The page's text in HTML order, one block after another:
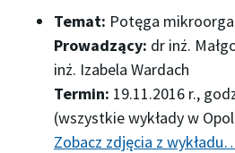
Temat: Potęga
Prowadzący: dr inż.
inż. Izabela Wardach
Termin: 19.11.2016 r.,
(wszystkie wykłady w
Zobacz zdjęcia z